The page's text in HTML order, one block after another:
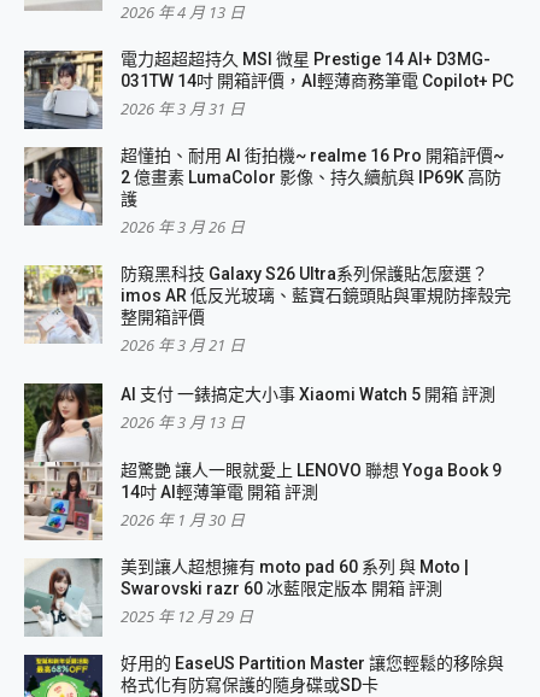
2026 年 4 月 13 日
電力超超超持久 MSI 微星 Prestige 14 AI+ D3MG-
031TW 14吋 開箱評價，AI輕薄商務筆電 Copilot+ PC
2026 年 3 月 31 日
超懂拍、耐用 AI 街拍機~ realme 16 Pro 開箱評價~
2 億畫素 LumaColor 影像、持久續航與 IP69K 高防
護
2026 年 3 月 26 日
防窺黑科技 Galaxy S26 Ultra系列保護貼怎麼選？
imos AR 低反光玻璃、藍寶石鏡頭貼與軍規防摔殼完
整開箱評價
2026 年 3 月 21 日
AI 支付 一錶搞定大小事 Xiaomi Watch 5 開箱 評測
2026 年 3 月 13 日
超驚艷 讓人一眼就愛上 LENOVO 聯想 Yoga Book 9
14吋 AI輕薄筆電 開箱 評測
2026 年 1 月 30 日
美到讓人超想擁有 moto pad 60 系列 與 Moto |
Swarovski razr 60 冰藍限定版本 開箱 評測
2025 年 12 月 29 日
好用的 EaseUS Partition Master 讓您輕鬆的移除與
格式化有防寫保護的隨身碟或SD卡